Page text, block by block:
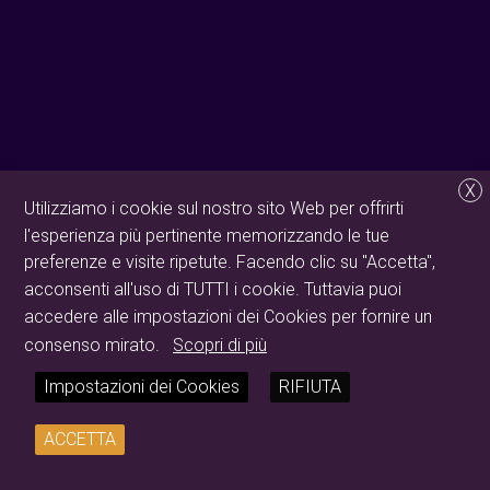
X
Utilizziamo i cookie sul nostro sito Web per offrirti
l'esperienza più pertinente memorizzando le tue
preferenze e visite ripetute. Facendo clic su "Accetta",
acconsenti all'uso di TUTTI i cookie. Tuttavia puoi
accedere alle impostazioni dei Cookies per fornire un
consenso mirato.
Scopri di più
Impostazioni dei Cookies
RIFIUTA
ACCETTA